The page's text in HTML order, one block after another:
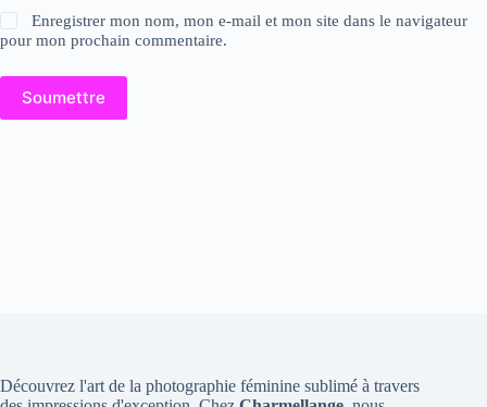
Enregistrer mon nom, mon e-mail et mon site dans le navigateur
pour mon prochain commentaire.
Soumettre
Découvrez l'art de la photographie féminine sublimé à travers